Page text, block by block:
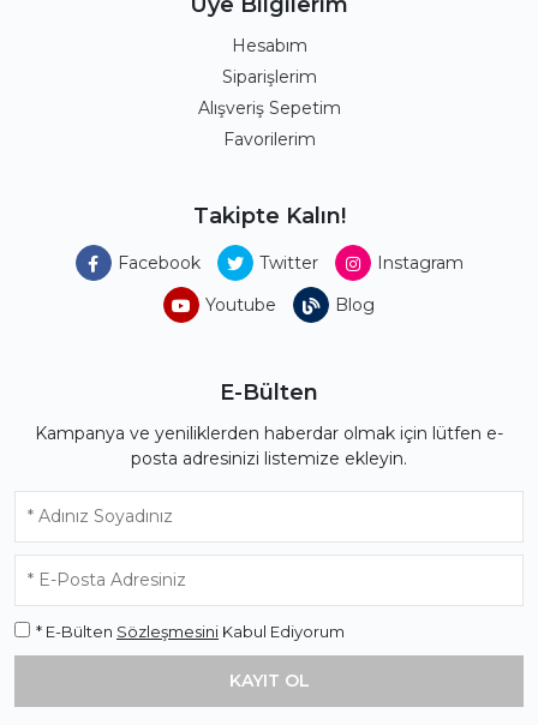
Hesabım
Siparişlerim
Alışveriş Sepetim
Favorilerim
Takipte Kalın!
Facebook Twitter
Instagram
Youtube
Blog
E-Bülten
Kampanya ve yeniliklerden haberdar olmak için lütfen e-
posta adresinizi listemize ekleyin.
* E-Bülten Sözleşmesini Kabul Ediyorum